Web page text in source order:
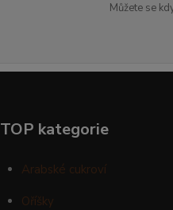
Můžete se
TOP kategorie
Arabské cukroví
Oříšky